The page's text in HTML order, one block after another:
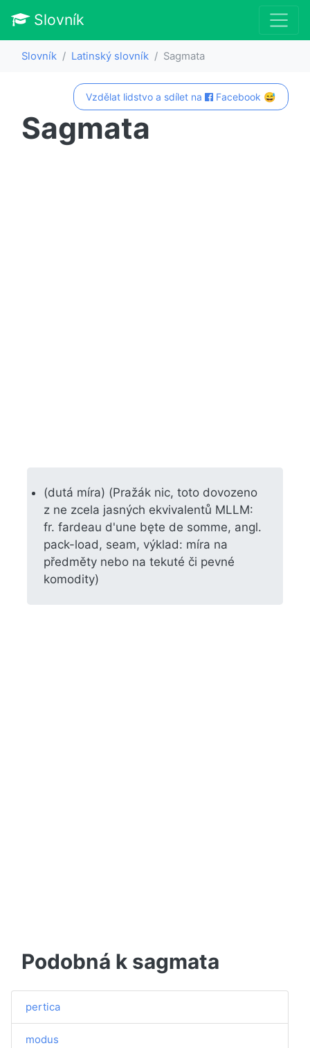
Slovník
Slovník Latinský slovník Sagmata
Vzdělat lidstvo a sdílet na Facebook 😅
Sagmata
(dutá míra) (Pražák nic, toto dovozeno
z ne zcela jasných ekvivalentů MLLM:
fr. fardeau d'une bęte de somme, angl.
pack-load, seam, výklad: míra na
předměty nebo na tekuté či pevné
komodity)
Podobná k sagmata
pertica
modus